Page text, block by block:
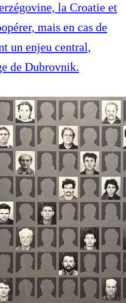
la Croatie et
mais en cas de
un enjeu central,
de Dubrovnik.